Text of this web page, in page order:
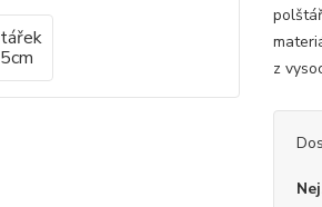
z